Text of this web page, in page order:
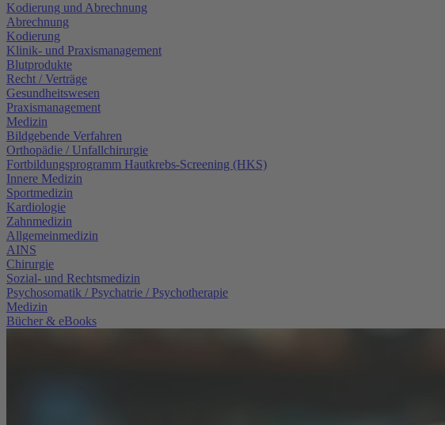
Kodierung und Abrechnung
Abrechnung
Kodierung
Klinik- und Praxismanagement
Blutprodukte
Recht / Verträge
Gesundheitswesen
Praxismanagement
Medizin
Bildgebende Verfahren
Orthopädie / Unfallchirurgie
Fortbildungsprogramm Hautkrebs-Screening (HKS)
Innere Medizin
Sportmedizin
Kardiologie
Zahnmedizin
Allgemeinmedizin
AINS
Chirurgie
Sozial- und Rechtsmedizin
Psychosomatik / Psychatrie / Psychotherapie
Medizin
Bücher & eBooks